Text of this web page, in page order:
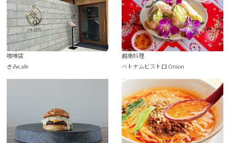
咖啡店
きみcafe
越南料理
ベトナムビストロ Onion